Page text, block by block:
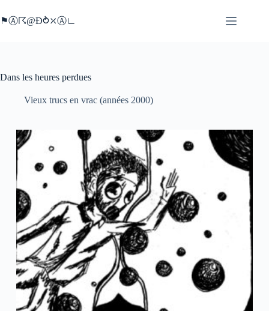
au
contenu
⚑Ⓐ☈@Ð⥁⤫Ⓐ∟
Dans les heures perdues
Vieux trucs en vrac (années 2000)